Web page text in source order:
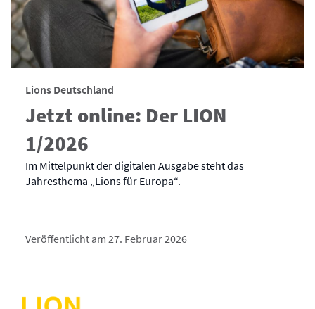
Lions Deutschland
Jetzt online: Der LION
1/2026
Im Mittelpunkt der digitalen Ausgabe steht das
Jahresthema „Lions für Europa“.
Veröffentlicht am 27. Februar 2026